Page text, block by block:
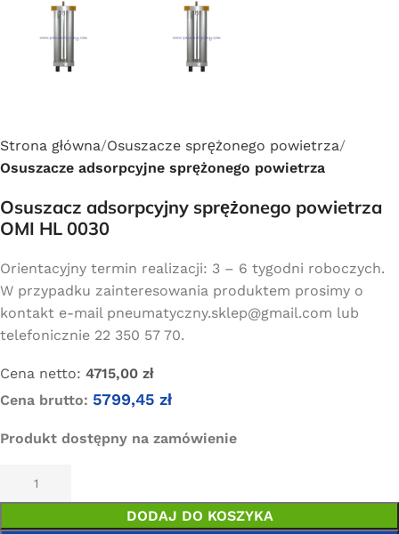
Strona główna Osuszacze sprężonego powietrza
Osuszacze adsorpcyjne sprężonego powietrza
Osuszacz adsorpcyjny sprężonego powietrza
OMI HL 0030
Orientacyjny termin realizacji: 3 – 6 tygodni roboczych.
W przypadku zainteresowania produktem prosimy o
kontakt e-mail pneumatyczny.sklep@gmail.com lub
telefonicznie 22 350 57 70.
Cena netto: 4715,00 zł
Cena brutto: 5799,45 zł
Produkt dostępny na zamówienie
DODAJ DO KOSZYKA